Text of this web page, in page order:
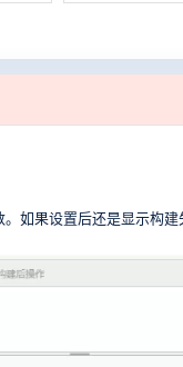
如果设置后还是显示构